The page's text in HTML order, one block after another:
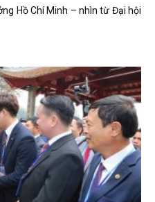
Hồ Chí Minh – nhìn từ Đại hội